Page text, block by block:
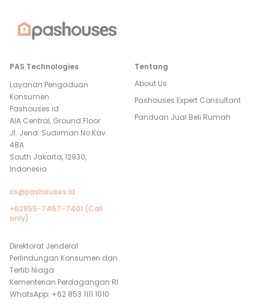
PAS Technologies
Layanan Pengaduan
Konsumen
Pashouses.id
AIA Central, Ground Floor
Jl. Jend. Sudirman No.Kav.
48A
South Jakarta, 12930,
Indonesia
cs@pashouses.id
+62855-7467-7401 (Call
only)
Direktorat Jenderal
Perlindungan Konsumen dan
Tertib Niaga
Kementerian Perdagangan RI
WhatsApp: +62 853 1111 1010
Tentang
About Us
Pashouses Expert Consultant
Panduan Jual Beli Rumah